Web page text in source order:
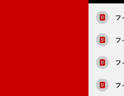
フ
フ
フ
フ